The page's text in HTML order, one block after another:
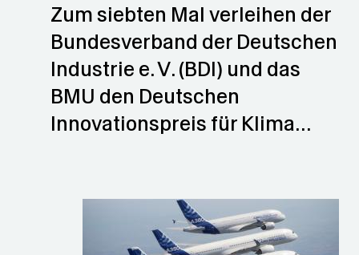
Zum siebten Mal verleihen der
Bundesverband der Deutschen
Industrie e. V. (BDI) und das
BMU den Deutschen
Innovationspreis für Klima…